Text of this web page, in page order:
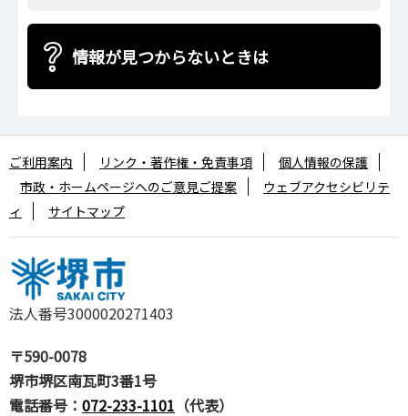
情報が見つからないときは
法人番号3000020271403
〒590-0078
堺市堺区南瓦町3番1号
電話番号： 072-233-1101 （代表）
ご利用案内 リンク・著作権・免責事項
個人情報の保護
市政・ホームページへのご意見ご提案
ウェブアクセシビリテ
ィ
サイトマップ